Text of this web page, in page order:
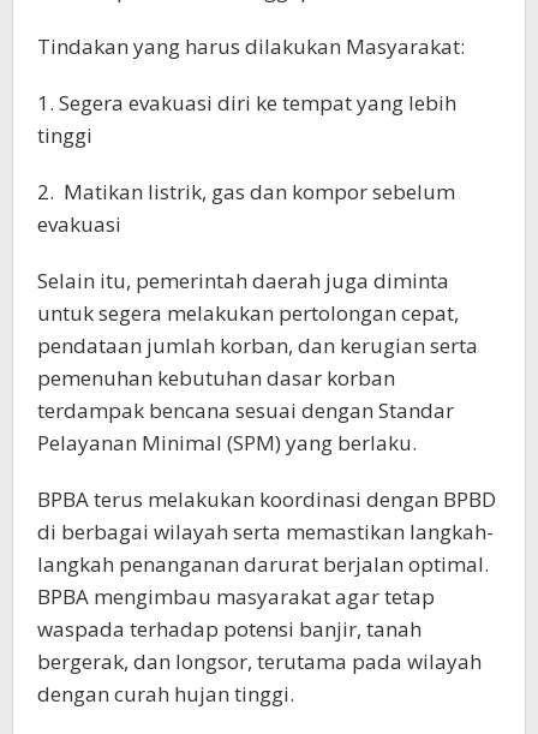
Tindakan yang harus dilakukan Masyarakat:
1. Segera evakuasi diri ke tempat yang lebih
tinggi
2. Matikan listrik, gas dan kompor sebelum
evakuasi
Selain itu, pemerintah daerah juga diminta
untuk segera melakukan pertolongan cepat,
pendataan jumlah korban, dan kerugian serta
pemenuhan kebutuhan dasar korban
terdampak bencana sesuai dengan Standar
Pelayanan Minimal (SPM) yang berlaku.
BPBA terus melakukan koordinasi dengan BPBD
di berbagai wilayah serta memastikan langkah-
langkah penanganan darurat berjalan optimal.
BPBA mengimbau masyarakat agar tetap
waspada terhadap potensi banjir, tanah
bergerak, dan longsor, terutama pada wilayah
dengan curah hujan tinggi.